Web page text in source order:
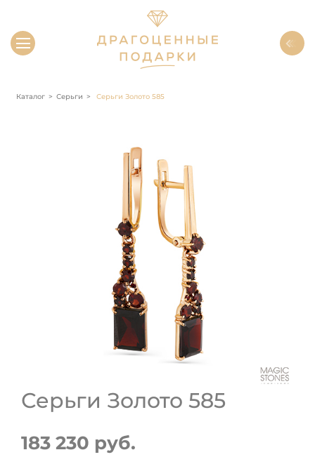
Каталог Серьги Серьги Золото 585
Серьги Золото 585
183 230 руб.